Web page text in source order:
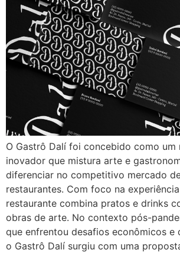
O Gastrô Dalí foi concebido como um
inovador que mistura arte e
diferenciar no competitivo mercado
restaurantes. Com foco na
restaurante combina pratos e drinks
obras de arte. No contexto pós-
que enfrentou desafios econômicos e
o Gastrô Dalí surgiu com uma